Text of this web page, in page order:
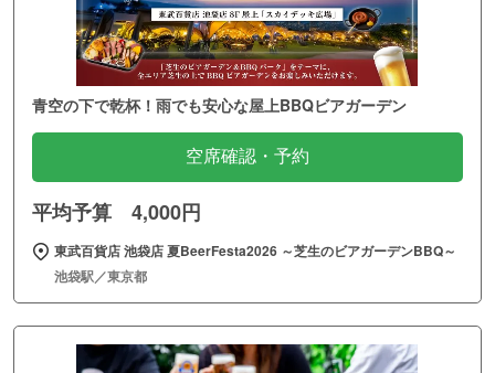
青空の下で乾杯！雨でも安心な屋上BBQビアガーデン
空席確認・予約
平均予算 4,000円
東武百貨店 池袋店 夏BeerFesta2026 ～芝生のビアガーデンBBQ～
池袋駅／東京都